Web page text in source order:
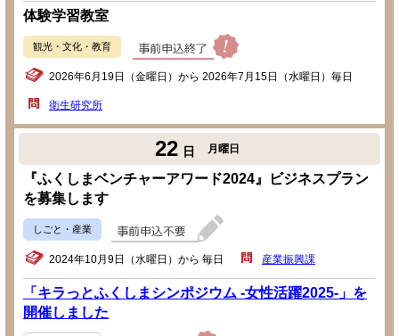
体験学習教室
観光・文化・教育
2026年6月19日（金曜日）から 2026年7月15日（水曜日）毎日
衛生研究所
22 日 月曜日
『ふくしまベンチャーアワード2024』ビジネスプラン
を募集します
しごと・産業
2024年10月9日（水曜日）から 毎日 産業振興課
「キラっとふくしまシンポジウム -女性活躍2025-」を
開催しました